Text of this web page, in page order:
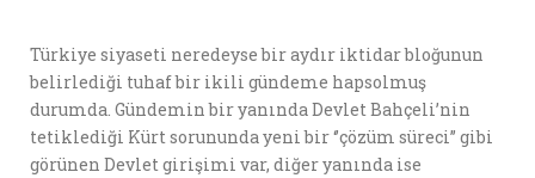
Türkiye siyaseti neredeyse bir aydır iktidar bloğunun
belirlediği tuhaf bir ikili gündeme hapsolmuş
durumda. Gündemin bir yanında Devlet Bahçeli’nin
tetiklediği Kürt sorununda yeni bir ‘’çözüm süreci’’ gibi
görünen Devlet girişimi var, diğer yanında ise